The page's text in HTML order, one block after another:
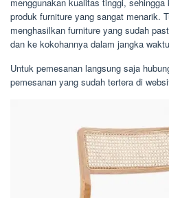
produk furniture yang sangat menarik.
menghasilkan furniture yang sudah
dan ke kokohannya dalam jangka
Untuk pemesanan langsung saja
pemesanan yang sudah tertera di